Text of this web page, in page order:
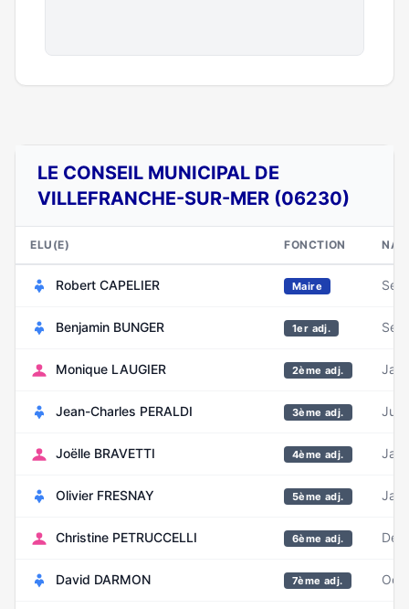
LE CONSEIL MUNICIPAL DE
VILLEFRANCHE-SUR-MER (06230)
ELU(E) FONCTION
Robert CAPELIER Maire
Benjamin BUNGER 1er adj.
Monique LAUGIER 2ème adj.
Jean-Charles PERALDI 3ème adj.
Joëlle BRAVETTI 4ème adj.
Olivier FRESNAY 5ème adj.
Christine PETRUCCELLI 6ème adj.
David DARMON 7ème adj.